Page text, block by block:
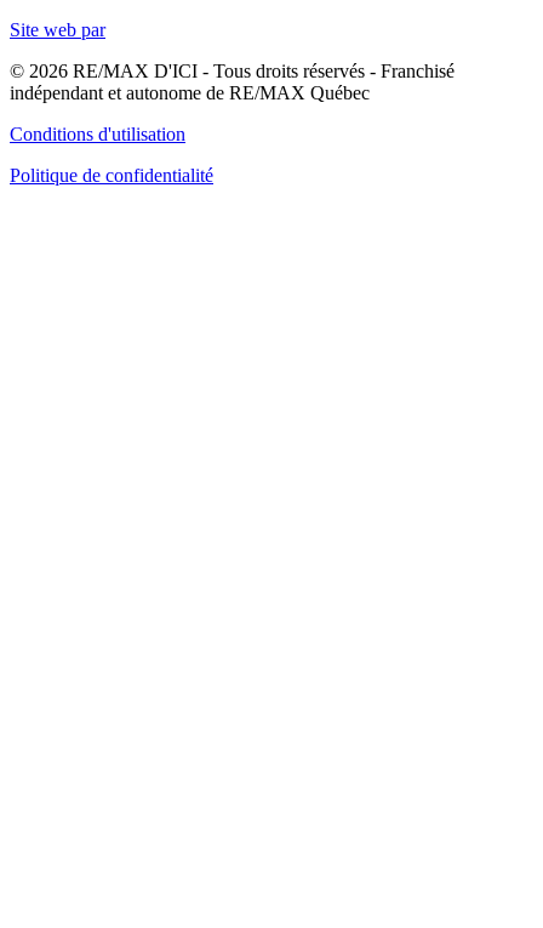
Site web par
© 2026 RE/MAX D'ICI - Tous droits réservés - Franchisé
indépendant et autonome de RE/MAX Québec
Conditions d'utilisation
Politique de confidentialité